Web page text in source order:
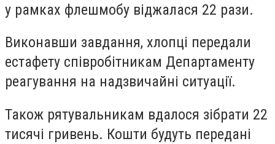
у рамках флешмобу віджалася 22 рази.
Виконавши завдання, хлопці передали
естафету співробітникам Департаменту
реагування на надзвичайні ситуації.
Також рятувальникам вдалося зібрати 22
тисячі гривень. Кошти будуть передані